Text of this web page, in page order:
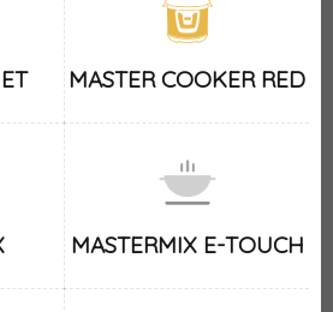
MASTER COOKER RED
MASTERMIX E-TOUCH